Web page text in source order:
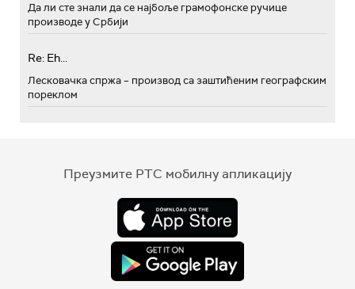
Да ли сте знали да се најбоље грамофонске ручице
производе у Србији
Re: Eh...
Лесковачка спржа – производ са заштићеним географским
пореклом
Преузмите РТС мобилну апликацију